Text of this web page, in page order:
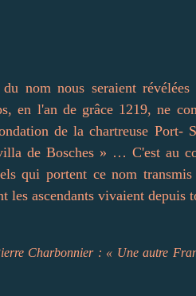
nom nous seraient
en l'an de grâce 1219, ne
de la chartreuse Port-
de Bosches » … C'est au
qui portent ce nom
les ascendants vivaient depuis
Charbonnier : « Une autre